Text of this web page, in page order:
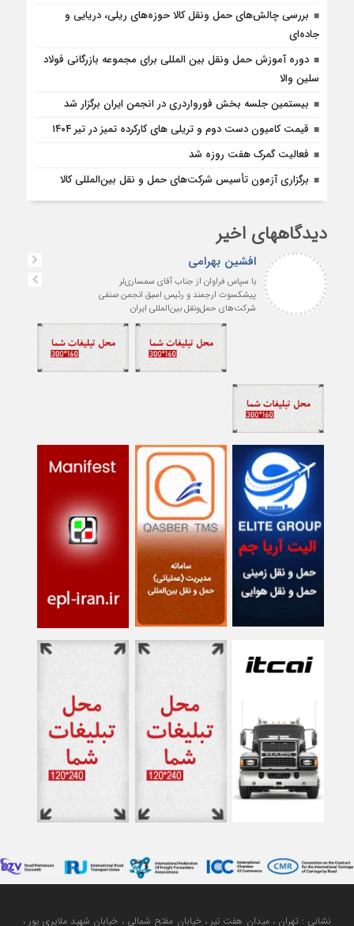
بررسی چالش‌های حمل ونقل کالا حوزه‌های ریلی، دریایی و
جاده‌ای
دوره آموزش حمل ونقل بین المللی برای مجموعه بازرگانی فولاد
سلین والا
بیستمین جلسه بخش فورواردری در انجمن ایران برگزار شد
قیمت کامیون دست دوم و تریلی‌ های کارکرده تمیز در تیر ۱۴۰۴
فعالیت گمرک هفت روزه شد
برگزاری آزمون تأسیس شرکت‌های حمل و نقل بین‌المللی کالا
دیدگاههای اخیر
افشین بهرامی
با سپاس فراوان از جناب آقای سمساری‌لر
پیشکسوت ارجمند و رئیس اسبق انجمن صنفی
شرکت‌های حمل‌ونقل بین‌المللی ایران
نشانی : تهران ، میدان هفت تیر ، خیابان مفتح شمالی ، خیابان شهید ملایری پور ،